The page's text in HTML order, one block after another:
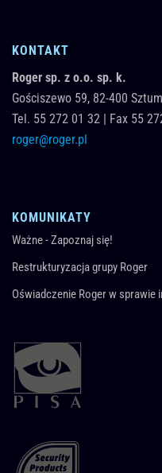
KONTAKT
Roger sp. z o.o. sp. k.
Gościszewo 59, 82-400 Sztum
Tel. 55 272 01 32 | Fax 55
roger@roger.pl
KOMUNIKATY
Ważne - Zapoznaj się!
Restrukturyzacja grupy Roger
Oświadczenie Roger w sprawie